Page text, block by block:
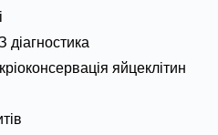
діагностика
яйцеклітин